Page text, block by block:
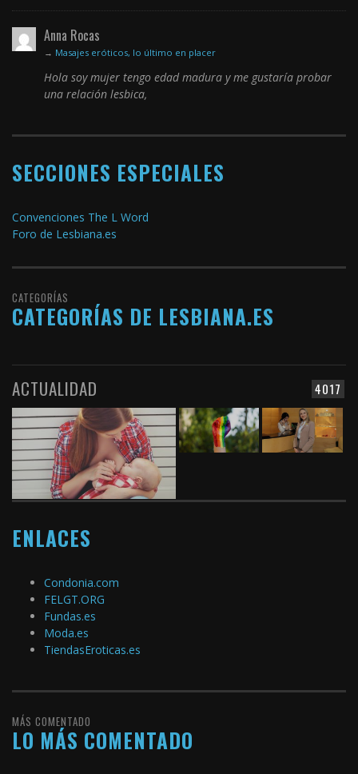
Anna Rocas
→ Masajes eróticos, lo último en placer
Hola soy mujer tengo edad madura y me gustaría probar
una relación lesbica,
SECCIONES ESPECIALES
Convenciones The L Word
Foro de Lesbiana.es
CATEGORÍAS
CATEGORÍAS DE LESBIANA.ES
4017
ACTUALIDAD
ENLACES
Condonia.com
FELGT.ORG
Fundas.es
Moda.es
TiendasEroticas.es
MÁS COMENTADO
LO MÁS COMENTADO